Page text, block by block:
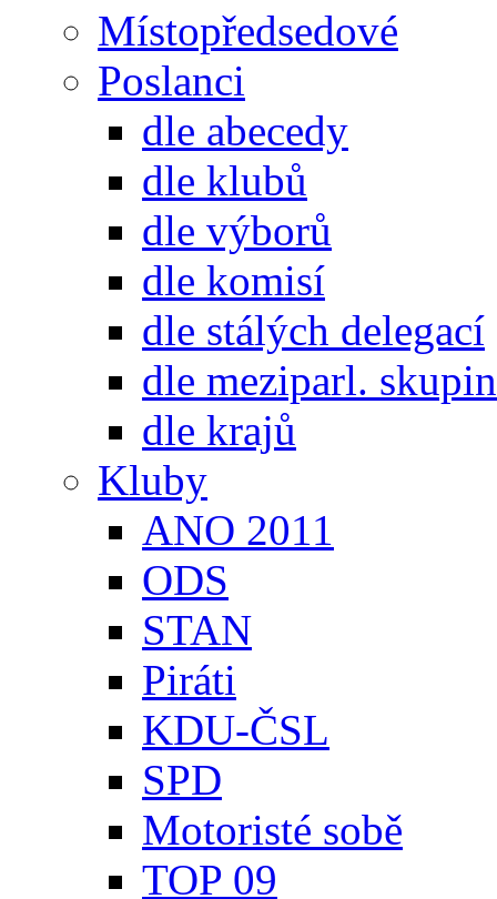
Místopředsedové
Poslanci
dle abecedy
dle klubů
dle výborů
dle komisí
dle stálých delegací
dle meziparl. skupin
dle krajů
Kluby
ANO 2011
ODS
STAN
Piráti
KDU-ČSL
SPD
Motoristé sobě
TOP 09